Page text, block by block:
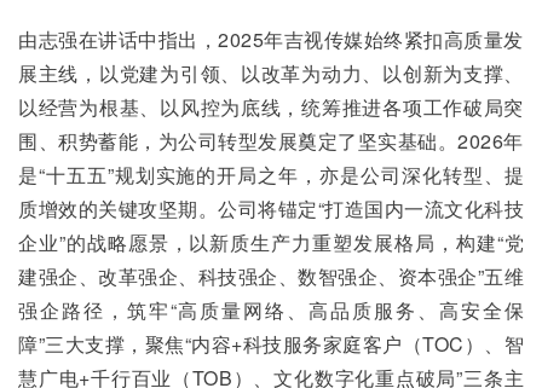
由志强在讲话中指出，2025年吉视传媒始终紧扣高质量发
展主线，以党建为引领、以改革为动力、以创新为支撑、
以经营为根基、以风控为底线，统筹推进各项工作破局突
围、积势蓄能，为公司转型发展奠定了坚实基础。2026年
是“十五五”规划实施的开局之年，亦是公司深化转型、提
质增效的关键攻坚期。公司将锚定“打造国内一流文化科技
企业”的战略愿景，以新质生产力重塑发展格局，构建“党
建强企、改革强企、科技强企、数智强企、资本强企”五维
强企路径，筑牢“高质量网络、高品质服务、高安全保
障”三大支撑，聚焦“内容+科技服务家庭客户（TOC）、智
慧广电+千行百业（TOB）、文化数字化重点破局”三条主